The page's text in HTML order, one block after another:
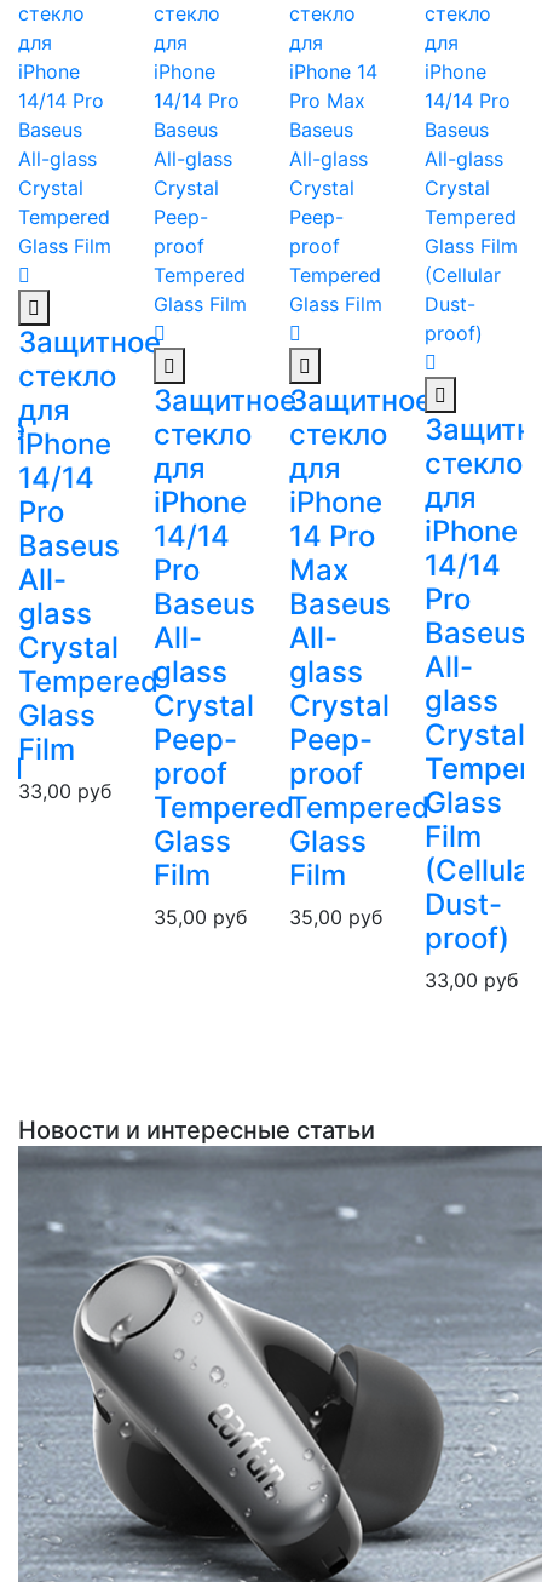
Защитное
стекло
для
iPhone
14/14
Pro
Baseus
All-
glass
Crystal
Tempered
Glass
Film
33,00 руб
Защитное
стекло
для
iPhone
14/14
Pro
Baseus
All-
glass
Crystal
Peep-
proof
Tempered
Glass
Film
35,00 руб
Защитное
стекло
для
iPhone
14 Pro
Max
Baseus
All-
glass
Crystal
Peep-
proof
Tempered
Glass
Film
35,00 руб
стекло
для
iPhone
14/14
Pro
Baseus
All-
glass
Crystal
Glass
Film
(Cellular
Dust-
proof)
33,00 руб
Новости и интересные статьи